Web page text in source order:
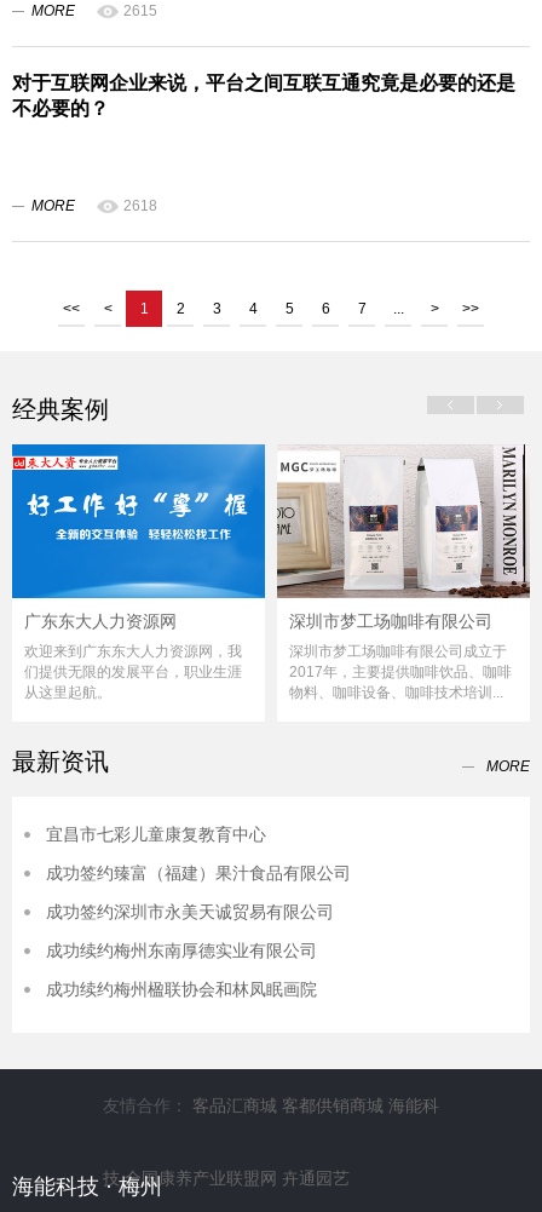
MORE 2615
对于互联网企业来说，平台之间互联互通究竟是必要的还是
不必要的？
MORE 2618
<< < 1 2 3 4 5 6 7 > >>
经典案例
广东东大人力资源网
欢迎来到广东东大人力资源网，我
们提供无限的发展平台，职业生涯
从这里起航。
深圳市梦工场咖啡有限公司
深圳市梦工场咖啡有限公司成立于
2017年，主要提供咖啡饮品、咖啡
物料、咖啡设备、咖啡技术培训...
最新资讯 MORE
宜昌市七彩儿童康复教育中心
成功签约臻富（福建）果汁食品有限公司
成功签约深圳市永美天诚贸易有限公司
成功续约梅州东南厚德实业有限公司
成功续约梅州楹联协会和林凤眠画院​
友情合作： 客品汇商城 客都供销商城 海能科
技 全国康养产业联盟网 卉通园艺
海能科技 · 梅州